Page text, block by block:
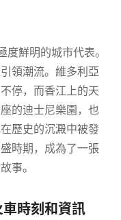
度鮮明的城市代表。
領潮流。維多利亞
停，而香江上的天
的迪士尼樂園，也
歷史的沉澱中被發
時期，成為了一張
事。
時刻和資訊